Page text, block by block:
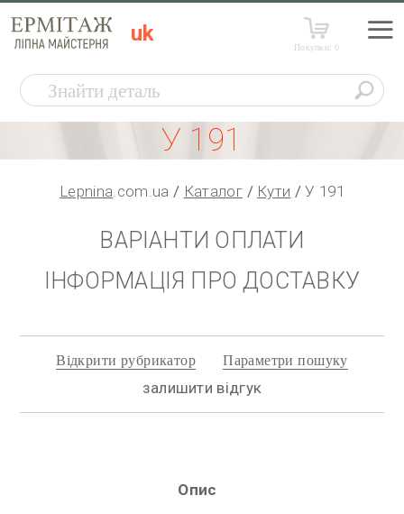
uk
Покупки:0
У 191
Lepnina.com.ua Каталог Кути У 191
ВАРІАНТИ ОПЛАТИ
ІНФОРМАЦІЯ ПРО ДОСТАВКУ
залишити відгук
Відкрити рубрикатор Параметри пошуку
Опис